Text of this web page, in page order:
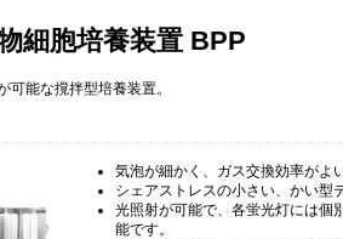
細胞培養装置 BPP
可能な撹拌型培養装置。
気泡が細かく、ガス交換効率がよ
シェアストレスの小さい、かい型
光照射が可能で、各蛍光灯には個
能です。